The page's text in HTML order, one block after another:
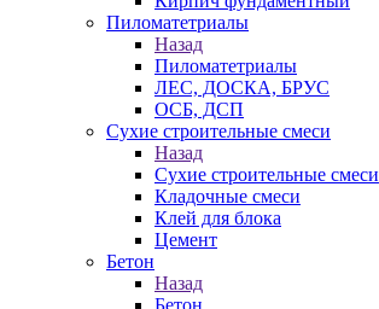
Пиломатетриалы
Назад
Пиломатетриалы
ЛЕС, ДОСКА, БРУС
ОСБ, ДСП
Сухие строительные смеси
Назад
Сухие строительные смеси
Кладочные смеси
Клей для блока
Цемент
Бетон
Назад
Бетон